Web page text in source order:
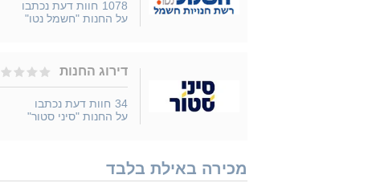
1078 חוות דעת נכתבו
על החנות "חשמל נטו"
דירוג החנות
34 חוות דעת נכתבו
על החנות "סיני סטור"
מכירה באילת בלבד